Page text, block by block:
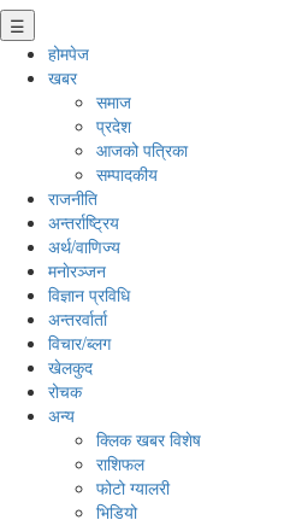
☰
होमपेज
खबर
समाज
प्रदेश
आजको पत्रिका
सम्पादकीय
राजनीति
अन्तर्राष्ट्रिय
अर्थ/वाणिज्य
मनाेरञ्जन
विज्ञान प्रविधि
अन्तरर्वार्ता
विचार/ब्लग
खेलकुद
रोचक
अन्य
क्लिक खबर विशेष
राशिफल
फोटो ग्यालरी
भिडियो